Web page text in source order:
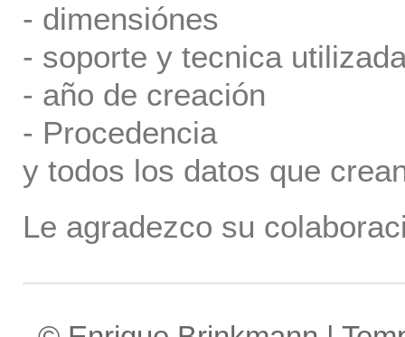
- dimensiónes
- soporte y tecnica
- año de creación
- Procedencia
y todos los datos que
Le agradezco su